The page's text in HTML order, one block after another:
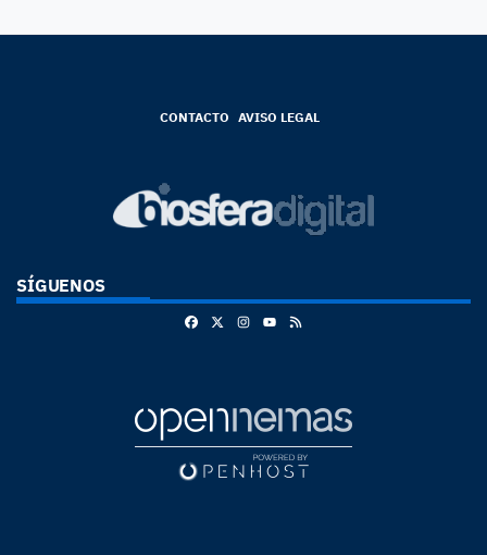
CONTACTO AVISO LEGAL
SÍGUENOS
FacebookInstagram